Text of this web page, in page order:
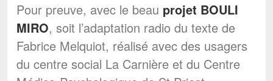
Pour preuve, avec le beau projet BOULI
MIRO, soit l’adaptation radio du texte de
Fabrice Melquiot, réalisé avec des usagers
du centre social La Carnière et du Centre